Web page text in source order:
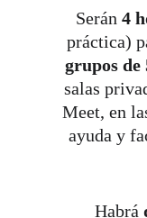
Serán 4
práctica)
grupos de
salas
Meet, en
ayuda y
Habrá